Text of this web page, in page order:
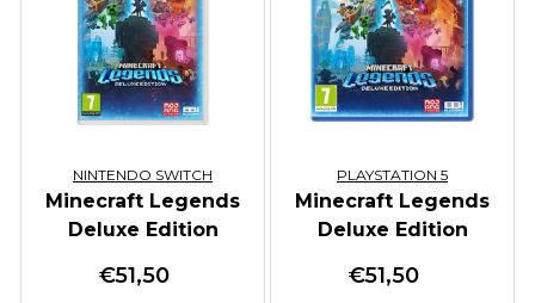
NINTENDO SWITCH
Minecraft Legends
Deluxe Edition
€51,50
PLAYSTATION 5
Minecraft Legends
Deluxe Edition
€51,50